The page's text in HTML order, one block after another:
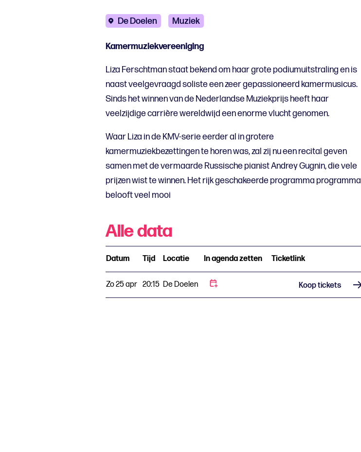
De Doelen Muziek
Kamermuziekvereeniging
Liza Ferschtman staat bekend om haar grote podiumuitstraling en is
naast veelgevraagd soliste een zeer gepassioneerd kamermusicus.
Sinds het winnen van de Nederlandse Muziekprijs heeft haar
veelzijdige carrière wereldwijd een enorme vlucht genomen.
Waar Liza in de KMV-serie eerder al in grotere
kamermuziekbezettingen te horen was, zal zij nu een recital geven
samen met de vermaarde Russische pianist Andrey Gugnin, die vele
prijzen wist te winnen. Het rijk geschakeerde programma programma
belooft veel mooi
Alle data
Datum Tijd Locatie In agenda zetten Ticketlink
Zo 25 apr 20:15 De Doelen Koop tickets